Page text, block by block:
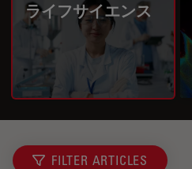
ライフサイエンス
FILTER ARTICLES